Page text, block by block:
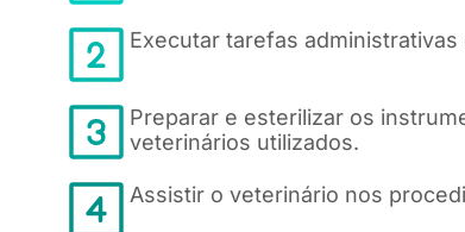
Executar tarefas
Preparar e esterilizar os
veterinários utilizados.
Assistir o veterinário nos